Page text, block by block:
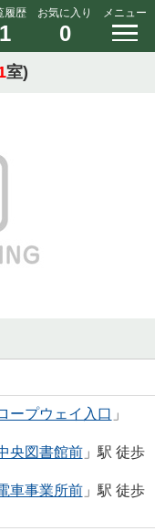
履歴
1
お気に入り
0
メニュー
室)
ープウェイ入口 」
央図書館前」駅 徒歩
車事業所前」駅 徒歩